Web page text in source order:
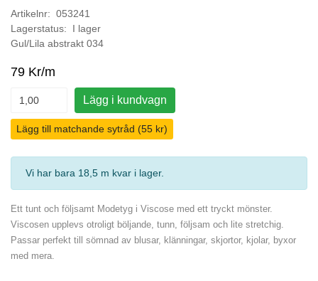
Artikelnr: 053241
Lagerstatus: I lager
Gul/Lila abstrakt 034
79 Kr/m
Lägg i kundvagn
Lägg till matchande sytråd (55 kr)
Vi har bara 18,5 m kvar i lager.
Ett tunt och följsamt Modetyg i Viscose med ett tryckt mönster.
Viscosen upplevs otroligt böljande, tunn, följsam och lite stretchig.
Passar perfekt till sömnad av blusar, klänningar, skjortor, kjolar, byxor
med mera.